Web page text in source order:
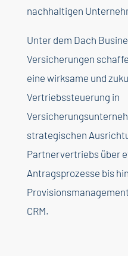
nachhaltigen
Unter dem Dach
Versicherungen
eine wirksame und
Vertriebssteuerung in
strategischen
Partnervertriebs über
Antragsprozesse bis
CRM.